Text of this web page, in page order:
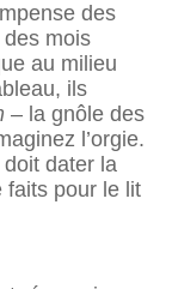
des
des mois
au milieu
ils
– la gnôle des
l’orgie.
doit dater la
faits pour le lit